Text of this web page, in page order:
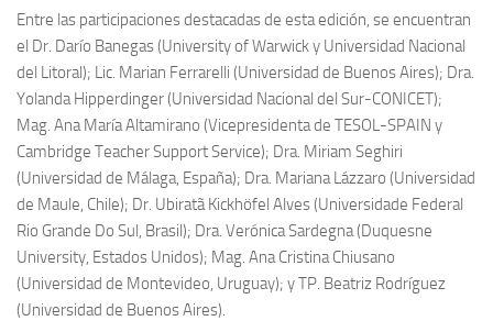
Entre las participaciones destacadas de esta edición, se encuentran
el Dr. Darío Banegas (University of Warwick y Universidad Nacional
del Litoral); Lic. Marian Ferrarelli (Universidad de Buenos Aires); Dra.
Yolanda Hipperdinger (Universidad Nacional del Sur-CONICET);
Mag. Ana María Altamirano (Vicepresidenta de TESOL-SPAIN y
Cambridge Teacher Support Service); Dra. Miriam Seghiri
(Universidad de Málaga, España); Dra. Mariana Lázzaro (Universidad
de Maule, Chile); Dr. Ubiratã Kickhöfel Alves (Universidade Federal
Rio Grande Do Sul, Brasil); Dra. Verónica Sardegna (Duquesne
University, Estados Unidos); Mag. Ana Cristina Chiusano
(Universidad de Montevideo, Uruguay); y TP. Beatriz Rodríguez
(Universidad de Buenos Aires).